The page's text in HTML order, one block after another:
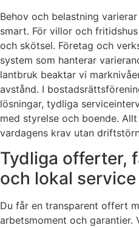
Behov och belastning
smart. För villor och
och skötsel. Företag och
system som hanterar
lantbruk beaktar vi
avstånd. I
lösningar, tydliga
med styrelse och boende.
vardagens krav utan
Tydliga offerter,
och lokal
Du får en transparent offert
arbetsmoment och garantier.